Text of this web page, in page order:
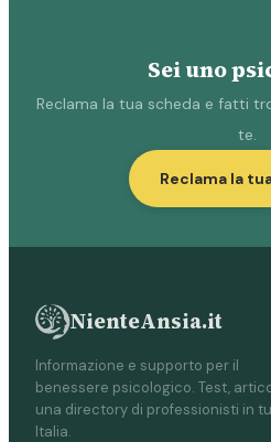
Sei uno
Reclama la tua scheda e fatti
te.
Reclama la
NienteAnsia.it
Informazione e supporto per il
benessere psicologico. Test,
una directory di professionisti in
Italia.